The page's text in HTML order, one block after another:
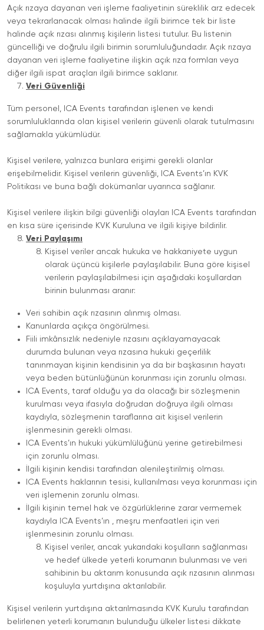
Açık rızaya dayanan veri işleme faaliyetinin süreklilik arz edecek
veya tekrarlanacak olması halinde ilgili birimce tek bir liste
halinde açık rızası alınmış kişilerin listesi tutulur. Bu listenin
güncelliği ve doğrulu ilgili birimin sorumluluğundadır. Açık rızaya
dayanan veri işleme faaliyetine ilişkin açık rıza formları veya
diğer ilgili ispat araçları ilgili birimce saklanır.
Veri Güvenliği
Tüm personel, ICA Events tarafından işlenen ve kendi
sorumluluklarında olan kişisel verilerin güvenli olarak tutulmasını
sağlamakla yükümlüdür.
Kişisel verilere, yalnızca bunlara erişimi gerekli olanlar
erişebilmelidir. Kişisel verilerin güvenliği, ICA Events’ın KVK
Politikası ve buna bağlı dokümanlar uyarınca sağlanır.
Kişisel verilere ilişkin bilgi güvenliği olayları ICA Events tarafından
en kısa süre içerisinde KVK Kuruluna ve ilgili kişiye bildirilir.
Veri Paylaşımı
Kişisel veriler ancak hukuka ve hakkaniyete uygun
olarak üçüncü kişilerle paylaşılabilir. Buna göre kişisel
verilerin paylaşılabilmesi için aşağıdaki koşullardan
birinin bulunması aranır:
Veri sahibin açık rızasının alınmış olması.
Kanunlarda açıkça öngörülmesi.
Fiili imkânsızlık nedeniyle rızasını açıklayamayacak
durumda bulunan veya rızasına hukuki geçerlilik
tanınmayan kişinin kendisinin ya da bir başkasının hayatı
veya beden bütünlüğünün korunması için zorunlu olması.
ICA Events, taraf olduğu ya da olacağı bir sözleşmenin
kurulması veya ifasıyla doğrudan doğruya ilgili olması
kaydıyla, sözleşmenin taraflarına ait kişisel verilerin
işlenmesinin gerekli olması.
ICA Events’ın hukuki yükümlülüğünü yerine getirebilmesi
için zorunlu olması.
İlgili kişinin kendisi tarafından alenileştirilmiş olması.
ICA Events haklarının tesisi, kullanılması veya korunması için
veri işlemenin zorunlu olması.
İlgili kişinin temel hak ve özgürlüklerine zarar vermemek
kaydıyla ICA Events’ın , meşru menfaatleri için veri
işlenmesinin zorunlu olması.
Kişisel veriler, ancak yukarıdaki koşulların sağlanması
ve hedef ülkede yeterli korumanın bulunması ve veri
sahibinin bu aktarım konusunda açık rızasının alınması
koşuluyla yurtdışına aktarılabilir.
Kişisel verilerin yurtdışına aktarılmasında KVK Kurulu tarafından
belirlenen yeterli korumanın bulunduğu ülkeler listesi dikkate